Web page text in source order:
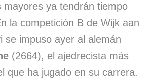
mayores ya tendrán tiempo
la competición B de Wijk aan
se impuso ayer al alemán
(2664), el ajedrecista más
que ha jugado en su carrera.